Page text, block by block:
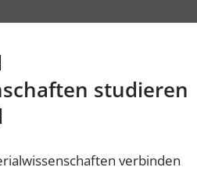
studieren
verbinden